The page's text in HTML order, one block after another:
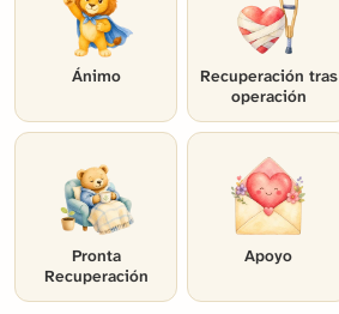
Ánimo
Recuperación tras
operación
Pronta
Recuperación
Apoyo